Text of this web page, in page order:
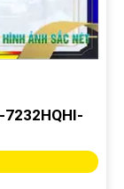
7232HQHI-